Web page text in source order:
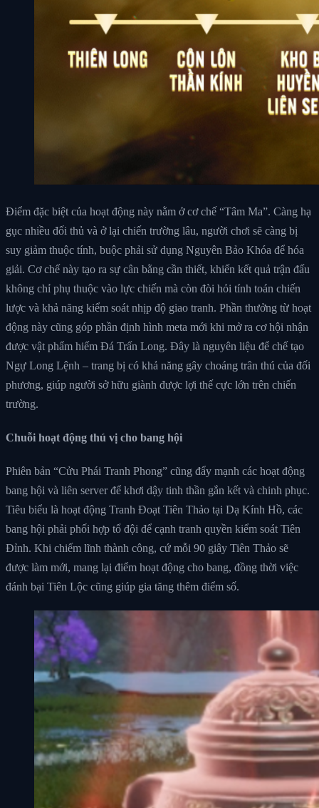
Điểm đặc biệt của hoạt động này nằm ở cơ chế “Tâm Ma”. Càng hạ
gục nhiều đối thủ và ở lại chiến trường lâu, người chơi sẽ càng bị
suy giảm thuộc tính, buộc phải sử dụng Nguyên Bảo Khóa để hóa
giải. Cơ chế này tạo ra sự cân bằng cần thiết, khiến kết quả trận đấu
không chỉ phụ thuộc vào lực chiến mà còn đòi hỏi tính toán chiến
lược và khả năng kiểm soát nhịp độ giao tranh. Phần thưởng từ hoạt
động này cũng góp phần định hình meta mới khi mở ra cơ hội nhận
được vật phẩm hiếm Đá Trấn Long. Đây là nguyên liệu để chế tạo
Ngự Long Lệnh – trang bị có khả năng gây choáng trân thú của đối
phương, giúp người sở hữu giành được lợi thế cực lớn trên chiến
trường.
Chuỗi hoạt động thú vị cho bang hội
Phiên bản “Cửu Phái Tranh Phong” cũng đẩy mạnh các hoạt động
bang hội và liên server để khơi dậy tinh thần gắn kết và chinh phục.
Tiêu biểu là hoạt động Tranh Đoạt Tiên Thảo tại Dạ Kính Hồ, các
bang hội phải phối hợp tổ đội để cạnh tranh quyền kiểm soát Tiên
Đỉnh. Khi chiếm lĩnh thành công, cứ mỗi 90 giây Tiên Thảo sẽ
được làm mới, mang lại điểm hoạt động cho bang, đồng thời việc
đánh bại Tiên Lộc cũng giúp gia tăng thêm điểm số.